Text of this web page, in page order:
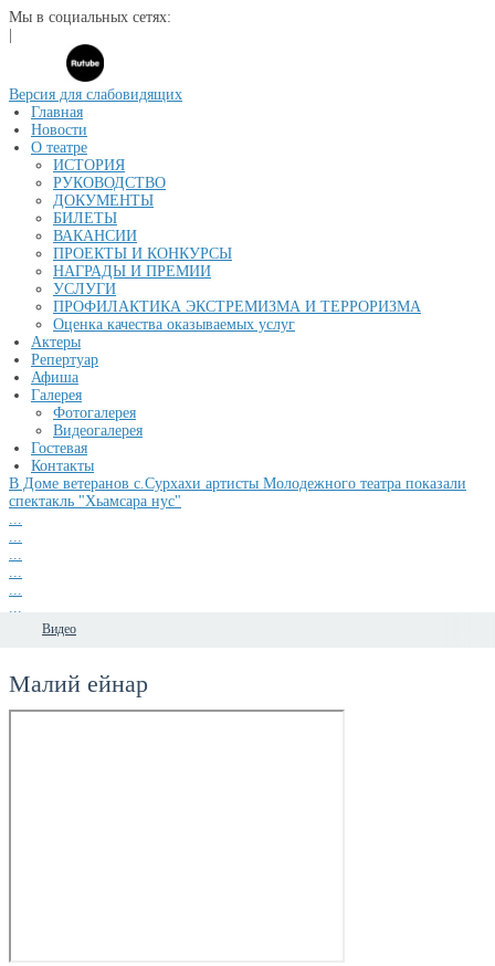
Мы в социальных сетях:
Версия для слабовидящих
Главная
Новости
О театре
ИСТОРИЯ
РУКОВОДСТВО
ДОКУМЕНТЫ
БИЛЕТЫ
ВАКАНСИИ
ПРОЕКТЫ И КОНКУРСЫ
НАГРАДЫ И ПРЕМИИ
УСЛУГИ
ПРОФИЛАКТИКА ЭКСТРЕМИЗМА И ТЕРРОРИЗМА
Оценка качества оказываемых услуг
Актеры
Репертуар
Афиша
Галерея
Фотогалерея
Видеогалерея
Гостевая
Контакты
В Доме ветеранов с.Сурхахи артисты Молодежного театра показали
спектакль "Хьамсара нус"
...
...
...
...
...
...
Видео
Малий ейнар